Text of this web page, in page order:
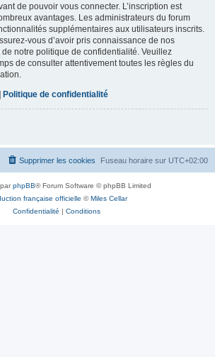
de pouvoir vous connecter. L’inscription est
avantages. Les administrateurs du forum
supplémentaires aux utilisateurs inscrits.
vous d’avoir pris connaissance de nos
de notre politique de confidentialité. Veuillez
de consulter attentivement toutes les règles du
| Politique de confidentialité
Fuseau horaire sur UTC+02:00
Supprimer les cookies
phpBB® Forum Software © phpBB Limited
française officielle ©Miles Cellar
Confidentialité | Conditions